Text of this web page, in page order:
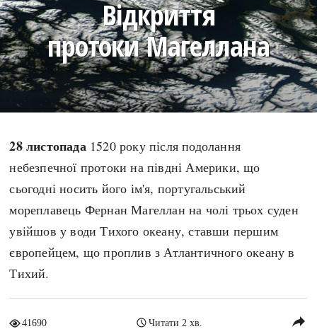
search
СЬОГОДНІ
ПРАВИЛА ЖИТТЯ
ПОДКАСТИ
КАРТИ
НОТА БЕНЕ
ФОТОІСТОРІЇ
ІНФОГРАФІКА
ПРЯМА МОВА
Рубрики Україна
Відкриття
протоки Магеллана
28 листопада1520 року після подолання
небезпечної протоки на півдні Америки, що
сьогодні носить його ім'я, португальський
мореплавець Фернан Магеллан на чолі трьох суден
увійшов у води Тихого океану, ставши першим
європейцем, що проплив з Атлантичного океану в
Тихий.
41690
Читати 2 хв.
reply